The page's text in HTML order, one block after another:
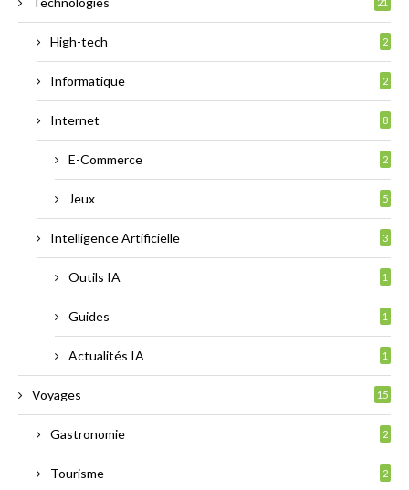
High-tech 2
Informatique 2
Internet 8
E-Commerce 2
Jeux 5
Intelligence Artificielle 3
Outils IA 1
Guides 1
Actualités IA 1
Voyages 15
Gastronomie 2
Tourisme 2